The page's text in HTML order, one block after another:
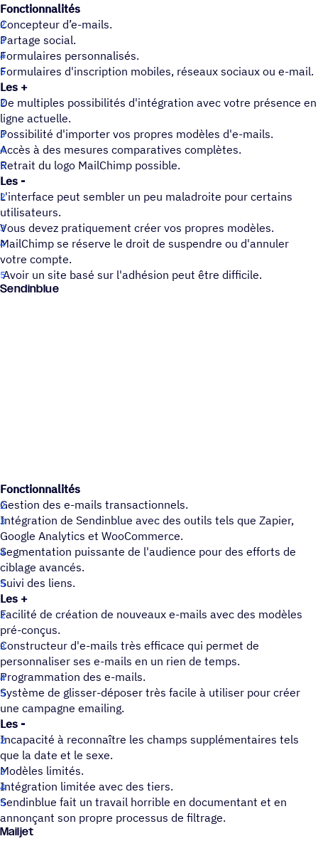
Fonctionnalités
Concepteur d’e-mails.
Partage social.
Formulaires personnalisés.
Formulaires d'inscription mobiles, réseaux sociaux ou e-mail.
Les +
De multiples possibilités d'intégration avec votre présence en
ligne actuelle.
Possibilité d'importer vos propres modèles d'e-mails.
Accès à des mesures comparatives complètes.
Retrait du logo MailChimp possible.
Les -
L'interface peut sembler un peu maladroite pour certains
utilisateurs.
Vous devez pratiquement créer vos propres modèles.
MailChimp se réserve le droit de suspendre ou d'annuler
votre compte.
Avoir un site basé sur l'adhésion peut être difficile.
Sendinblue
Fonctionnalités
Gestion des e-mails transactionnels.
Intégration de Sendinblue avec des outils tels que Zapier,
Google Analytics et WooCommerce.
Segmentation puissante de l'audience pour des efforts de
ciblage avancés.
Suivi des liens.
Les +
Facilité de création de nouveaux e-mails avec des modèles
pré-conçus.
Constructeur d'e-mails très efficace qui permet de
personnaliser ses e-mails en un rien de temps.
Programmation des e-mails.
Système de glisser-déposer très facile à utiliser pour créer
une campagne emailing.
Les -
Incapacité à reconnaître les champs supplémentaires tels
que la date et le sexe.
Modèles limités.
Intégration limitée avec des tiers.
Sendinblue fait un travail horrible en documentant et en
annonçant son propre processus de filtrage.
Mailjet